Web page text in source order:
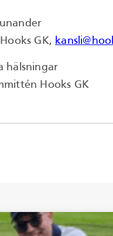
GK,
hälsningar
Hooks GK